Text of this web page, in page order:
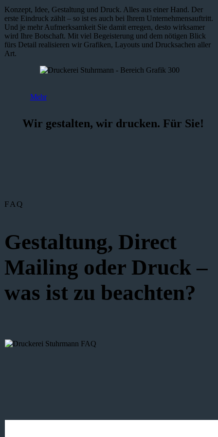
Konzept, Idee, Gestaltung und Druck. Alles aus einer Hand. Der
erste Eindruck zählt – so ist es auch bei Ihrem Unternehmensauftritt.
Und je mehr Aufmerksamkeit Sie damit erregen, desto wirksamer
wird Ihre Botschaft. Mit viel Begeisterung und dem nötigen Blick
fürs Detail realisieren wir Grafiken, Layouts und Drucksachen aller
Art.
Mehr
Wir gestalten, wir drucken. Für Sie!
FAQ
Gestaltung, Direct
Mailing oder Druck –
was ist zu beachten?